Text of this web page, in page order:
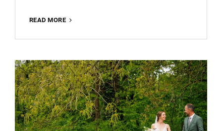
READ MORE
IN
VANG
DE
SCHOONHEID
VAN
GELDERLAND